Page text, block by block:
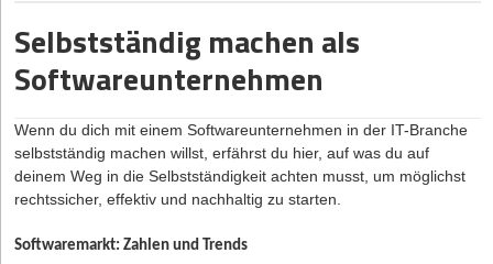
nach Gründung zu erwarten?
Was sind die Stärken und Schwächen des Unternehmens?
Welcher Kapitalbedarf resultiert aus der Planung und wie
kann eine Finanzierung erfolgen?
(Quelle: gründerberater.de)
Wer sich mit einem Foodtruck selbständig machen will, kommt
hier.
Warum brauchst du als Gründer*in einen Businessplan?
vollständiger und übersichtlicher Businessplan das A und O. Denn
wie der Name schon sagt, dient er dazu, die Gründung deines
Unternehmens zu planen und den Kapitalbedarf zu erfassen. Und
bildet somit das Fundament für die Realisierung eines
Geschäftsplan, den du erstellen musst, um mögliche Geldgeber
Selbstständig machen als
Softwareunternehmen
Wenn du dich mit einem Softwareunternehmen in der IT-Branche
selbstständig machen willst, erfährst du hier, auf was du auf
deinem Weg in die Selbstständigkeit achten musst, um möglichst
rechtssicher, effektiv und nachhaltig zu starten.
Softwaremarkt: Zahlen und Trends